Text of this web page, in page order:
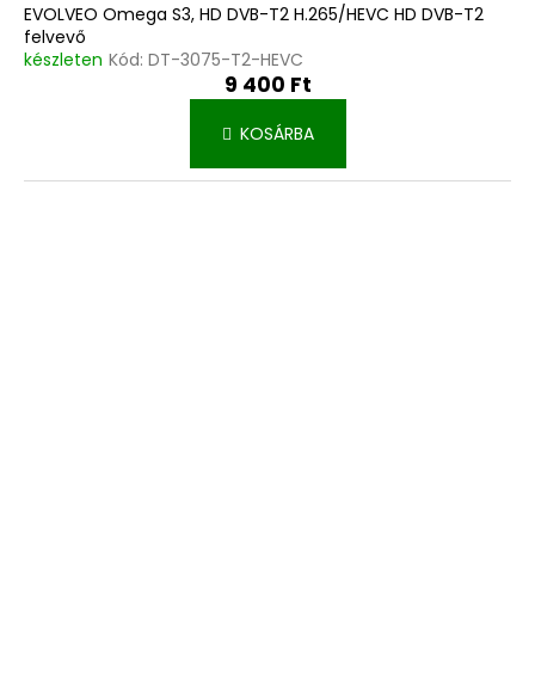
EVOLVEO Omega S3, HD DVB-T2 H.265/HEVC HD DVB-T2
felvevő
készleten Kód: DT-3075-T2-HEVC
9 400 Ft
KOSÁRBA